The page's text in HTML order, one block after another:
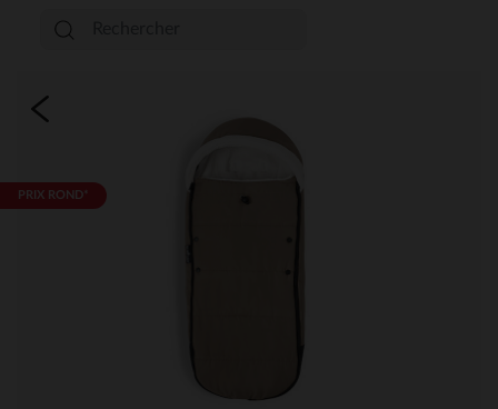
PRIX ROND*